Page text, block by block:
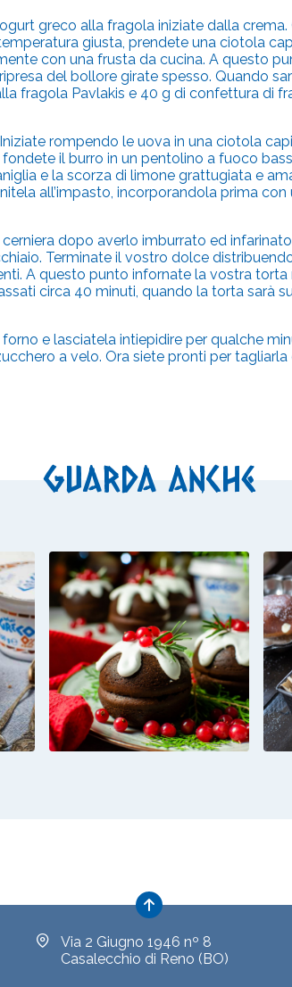
greco alla fragola iniziate dalla
giusta, prendete una ciotola
con una frusta da cucina. A questo
del bollore girate spesso. Quando
fragola Pavlakis e 40 g di confettura di
rompendo le uova in una ciotola
il burro in un pentolino a fuoco
e la scorza di limone grattugiata e
all’impasto, incorporandola prima
dopo averlo imburrato ed
Terminate il vostro dolce
A questo punto infornate la vostra torta
circa 40 minuti, quando la torta sarà
e lasciatela intiepidire per qualche
a velo. Ora siete pronti per tagliarla
Guarda anche
Via 2 Giugno 1946 nº 8
Casalecchio di Reno (BO)